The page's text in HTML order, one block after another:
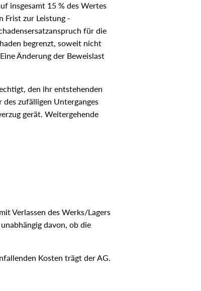
insgesamt 15 % des Wertes
Frist zur Leistung -
für die
begrenzt, soweit nicht
Änderung der Beweislast
den ihr entstehenden
zufälligen Unterganges
gerät. Weitergehende
Verlassen des Werks/Lagers
davon, ob die
Kosten trägt der AG.